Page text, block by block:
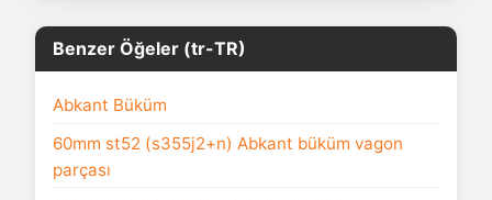
Benzer Öğeler (tr-TR)
Abkant Büküm
60mm st52 (s355j2+n) Abkant büküm vagon
parçası